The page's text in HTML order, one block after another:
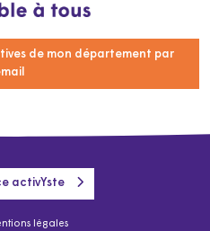
de mon département par
légales
activYste